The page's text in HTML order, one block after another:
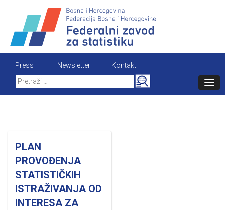
content
Press Newsletter
Kontakt
Search
for:
PLAN
PROVOĐENJA
STATISTIČKIH
ISTRAŽIVANJA OD
INTERESA ZA